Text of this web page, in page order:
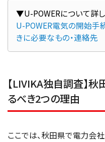
U-POWER電気の開始手
きに必要なもの・連絡先
【LIVIKA独自調査】
るべき2つの理由
ここでは、秋田県で電力会